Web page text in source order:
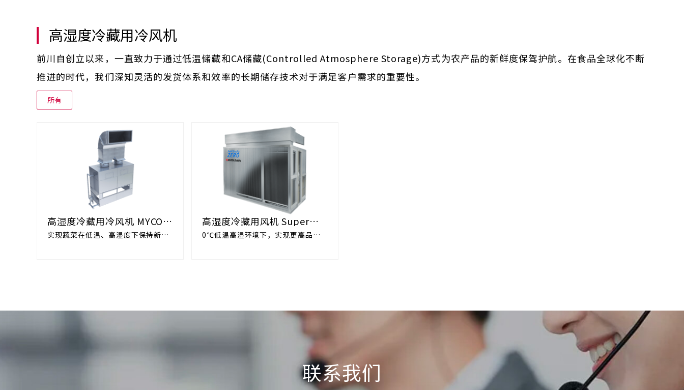
高湿度冷藏用冷风机
前川自创立以来，一直致力于通过低温储藏和CA储藏(Controlled Atmosphere Storage)方式为农产品的新鲜度保驾护航。在食品全球化不断
推进的时代，我们深知灵活的发货体系和效率的长期储存技术对于满足客户需求的重要性。
所有
高湿度冷藏用冷风机 MYCOM
Super Fresh
实现蔬菜在低温、高湿度下保持新鲜
的长期储存
高湿度冷藏用风机 Super
Fresh ZERO
0℃低温高湿环境下，实现更高品质
联系我们